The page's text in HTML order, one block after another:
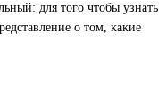
для того чтобы узнать
о том, какие